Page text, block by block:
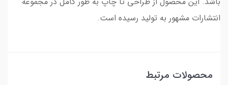
انتشارات مشهور به تولید رسیده است.
محصولات مرتبط